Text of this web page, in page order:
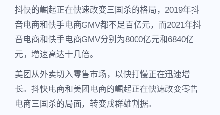
抖快的崛起正在快速改变三国杀的格局，2019年抖
音电商和快手电商GMV都不足百亿元，而2021年抖
音电商和快手电商GMV分别为8000亿元和6840亿
元，增速高达十几倍。
美团从外卖切入零售市场，以快打慢正在迅速增
长。抖快电商和美团电商的崛起正在快速改变零售
电商三国杀的局面，转变成群雄割据。